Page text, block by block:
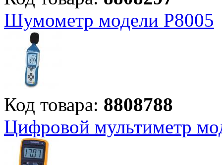
Шумометр модели P8005
Код товара: 8808788
Цифровой мультиметр